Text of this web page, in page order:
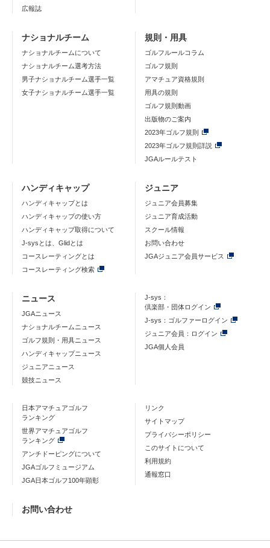
広報誌
ナショナルチーム
ナショナルチームについて
ナショナルチーム選考方法
男子ナショナルチーム選手一覧
女子ナショナルチーム選手一覧
規則・用具
ゴルフルールコラム
ゴルフ規則
アマチュア資格規則
用具の規則
ゴルフ規則動画
出版物のご案内
2023年ゴルフ規則
2023年ゴルフ規則詳説
JGAルールテスト
ハンディキャップ
ハンディキャップとは
ハンディキャップの使い方
ハンディキャップ取得について
J-sysとは、Glidとは
コースレーティングとは
コースレーティング検索
ジュニア
ジュニア会員募集
ジュニア育成活動
スクール情報
お問い合わせ
JGAジュニア会員サービス
ニュース
JGAニュース
ナショナルチームニュース
ゴルフ規則・用具ニュース
ハンディキャップニュース
ジュニアニュース
競技ニュース
J-sys：
倶楽部・団体ログイン
J-sys：ゴルファーログイン
ジュニア会員：ログイン
JGA個人会員
日本アマチュアゴルフ
ランキング
世界アマチュアゴルフ
ランキング
アンチドーピングについて
JGAゴルフミュージアム
JGA日本ゴルフ100年顕彰
リンク
サイトマップ
プライバシーポリシー
このサイトについて
利用規約
通報窓口
お問い合わせ